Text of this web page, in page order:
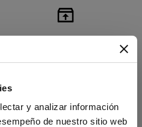
y analizar información
de nuestro sitio web
de
para la